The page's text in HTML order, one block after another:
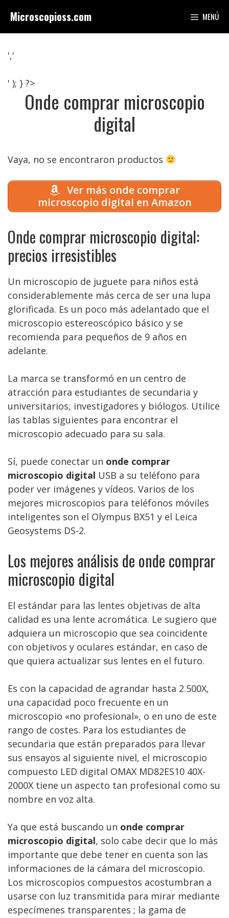
contenido
Microscopioss.com MENÚ
','
' ); } ?>
Onde comprar microscopio
digital
Vaya, no se encontraron productos
Ver más onde comprar
microscopio digital en Amazon
Onde comprar microscopio digital:
precios irresistibles
Un microscopio de juguete para niños está
considerablemente más cerca de ser una lupa
glorificada. Es un poco más adelantado que el
microscopio estereoscópico básico y se
recomienda para pequeños de 9 años en
adelante.
La marca se transformó en un centro de
atracción para estudiantes de secundaria y
universitarios, investigadores y biólogos. Utilice
las tablas siguientes para encontrar el
microscopio adecuado para su sala.
Sí, puede conectar un onde comprar
microscopio digital USB a su teléfono para
poder ver imágenes y vídeos. Varios de los
mejores microscopios para teléfonos móviles
inteligentes son el Olympus BX51 y el Leica
Geosystems DS-2.
Los mejores análisis de onde comprar
microscopio digital
El estándar para las lentes objetivas de alta
calidad es una lente acromática. Le sugiero que
adquiera un microscopio que sea coincidente
con objetivos y oculares estándar, en caso de
que quiera actualizar sus lentes en el futuro.
Es con la capacidad de agrandar hasta 2.500X,
una capacidad poco frecuente en un
microscopio «no profesional», o en uno de este
rango de costes. Para los estudiantes de
secundaria que están preparados para llevar
sus ensayos al siguiente nivel, el microscopio
compuesto LED digital OMAX MD82ES10 40X-
2000X tiene un aspecto tan profesional como su
nombre en voz alta.
Ya que está buscando un onde comprar
microscopio digital, solo cabe decir que lo más
importante que debe tener en cuenta son las
informaciones de la cámara del microscopio.
Los microscopios compuestos acostumbran a
usarse con luz transmitida para mirar mediante
especímenes transparentes ; la gama de